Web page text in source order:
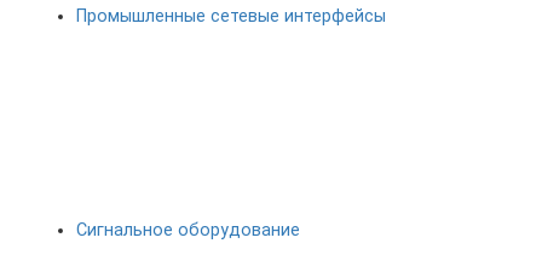
Промышленные сетевые интерфейсы
Сигнальное оборудование